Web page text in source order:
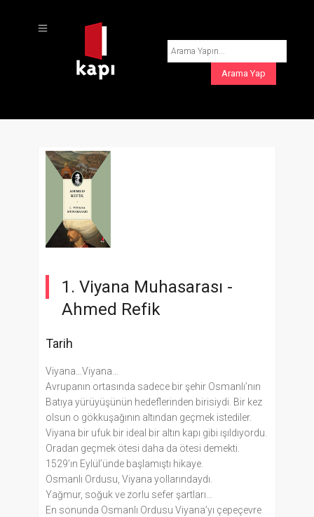
1. Viyana Muhasarası -
Ahmed Refik
Tarih
Viyana…Viyana…
Avrupanın ortasında sadece bir şehir Osmanlı’nın
Batıya yürüyüşünün hedeflerinden birisiydi. Bir kez
olsun o gökkuşağının altından geçmek istediler.
Viyana bir ufuk bir ideal bir altın kapı gibi ışıldıyordu.
Oradan geçmek ötesi daha da ötesi demekti.
1529’ın Eylül’ünde başlamıştı hikaye.
Osmanlı Ordusu, Viyana yollarındaydı.
Yağmur, soğuk ve zorlu sefer şartları…
En sonunda Osmanlı Ordusu Viyana’yı çepeçevre